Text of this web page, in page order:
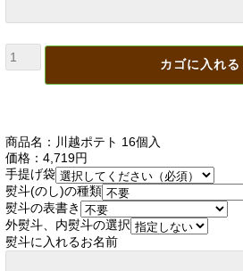
商品名：川越ポテト 16個入
価格：4,719円
手提げ袋
熨斗(のし)の種類
熨斗の表書き
外熨斗、内熨斗の選択
熨斗に入れるお名前